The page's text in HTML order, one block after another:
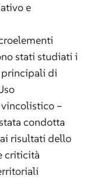
e
stati studiati i
di
–
condotta
risultati dello
criticità